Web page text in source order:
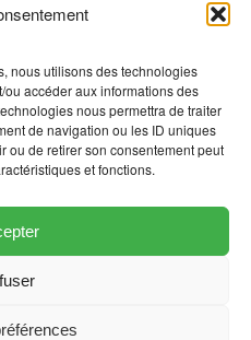
nous utilisons des technologies
accéder aux informations des
nous permettra de traiter
de navigation ou les ID uniques
ou de retirer son consentement peut
et fonctions.